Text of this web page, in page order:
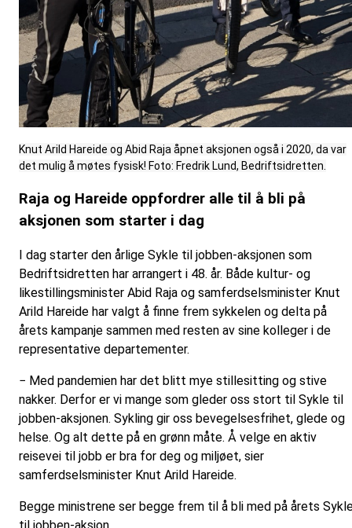
Knut Arild Hareide og Abid Raja åpnet aksjonen også i 2020, da var
det mulig å møtes fysisk! Foto: Fredrik Lund, Bedriftsidretten.
Raja og Hareide oppfordrer alle til å bli på
aksjonen som starter i dag
I dag starter den årlige Sykle til jobben-aksjonen som
Bedriftsidretten har arrangert i 48. år. Både kultur- og
likestillingsminister Abid Raja og samferdselsminister Knut
Arild Hareide har valgt å finne frem sykkelen og delta på
årets kampanje sammen med resten av sine kolleger i de
representative departementer.
− Med pandemien har det blitt mye stillesitting og stive
nakker. Derfor er vi mange som gleder oss stort til Sykle til
jobben-aksjonen. Sykling gir oss bevegelsesfrihet, glede og
helse. Og alt dette på en grønn måte. Å velge en aktiv
reisevei til jobb er bra for deg og miljøet, sier
samferdselsminister Knut Arild Hareide.
Begge ministrene ser begge frem til å bli med på årets